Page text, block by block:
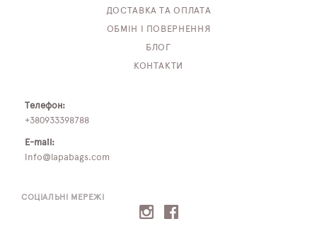
СОЦІАЛЬНІ МЕРЕЖІ
ДОСТАВКА ТА ОПЛАТА
ОБМІН І ПОВЕРНЕННЯ
БЛОГ
КОНТАКТИ
Телефон:
+380933398788
E-mail:
info@lapabags.com